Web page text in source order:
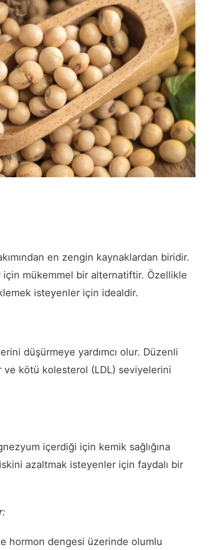
en zengin kaynaklardan biridir.
mükemmel bir alternatiftir. Özellikle
isteyenler için idealdir.
düşürmeye yardımcı olur. Düzenli
ve kötü kolesterol (LDL) seviyelerini
içerdiği için kemik sağlığına
azaltmak isteyenler için faydalı bir
hormon dengesi üzerinde olumlu